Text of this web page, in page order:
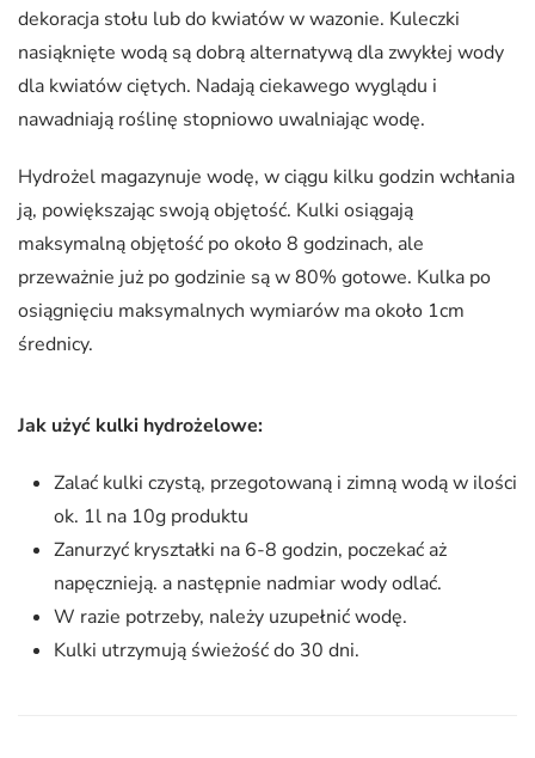
dekoracja stołu lub do kwiatów w wazonie. Kuleczki
nasiąknięte wodą są dobrą alternatywą dla zwykłej wody
dla kwiatów ciętych. Nadają ciekawego wyglądu i
nawadniają roślinę stopniowo uwalniając wodę.
Hydrożel magazynuje wodę, w ciągu kilku godzin wchłania
ją, powiększając swoją objętość. Kulki osiągają
maksymalną objętość po około 8 godzinach, ale
przeważnie już po godzinie są w 80% gotowe. Kulka po
osiągnięciu maksymalnych wymiarów ma około 1cm
średnicy.
Jak użyć kulki hydrożelowe:
Zalać kulki czystą, przegotowaną i zimną wodą w ilości
ok. 1l na 10g produktu
Zanurzyć kryształki na 6-8 godzin, poczekać aż
napęcznieją. a następnie nadmiar wody odlać.
W razie potrzeby, należy uzupełnić wodę.
Kulki utrzymują świeżość do 30 dni.